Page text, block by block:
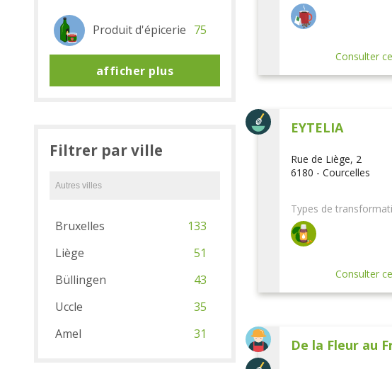
Consulter
EYTELIA
Rue de Liège, 2
6180 - Courcelles
Types de
Consulter
De la Fleur au
Produit d'épicerie 75
afficher plus
Filtrer par ville
Bruxelles
133
Liège
51
Büllingen
43
Uccle
35
Amel
31